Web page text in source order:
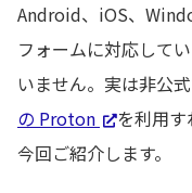
Android、iOS、
フォームに対応して
いません。実は非公
の Proton
を利用
今回ご紹介します。